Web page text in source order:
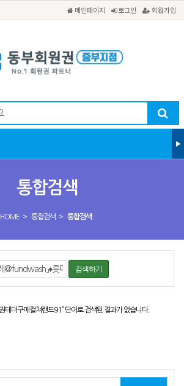
메인페이지 로그인 회원가입
통합검색
HOME > 통합검색 > 통합검색
테더구매컬쳐랜드91” 단어로 검색된 결과가 없습니다.